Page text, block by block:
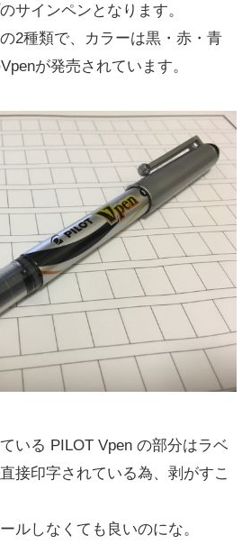
サインペンとなります。
2種類で、カラーは黒・赤・青
が発売されています。
いる PILOT Vpen の部分はラベ
接印字されている為、剥がすこ
ルしなくても良いのにな。